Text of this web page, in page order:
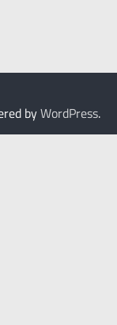
byWordPress.